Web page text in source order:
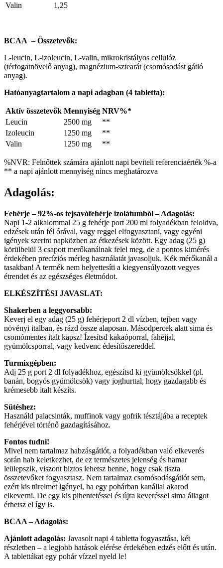
Valin
1,25
BCAA–Összetevők:
L-leucin, L-izoleucin, L-valin, mikrokristályos cellulóz
(térfogatnövelő anyag), magnézium-sztearát (csomósodást gátló
anyag).
Hatóanyagtartalom a napi adagban (4 tabletta):
Aktív összetevők Mennyiség NRV%*
Leucin
2500 mg
**
Izoleucin
1250 mg
**
Valin
1250 mg **
%NVR: Felnőttek számára ajánlott napi beviteli referenciaérték %-a
** a napi ajánlott mennyiség nincs meghatározva
Adagolás:
Fehérje – 92%-os tejsavófehérje izolátumból – Adagolás:
Napi 1-2 alkalommal 25 g fehérje port 200 ml folyadékban feloldva,
edzések után fél órával, vagy reggel elfogyasztani, vagy egyéni
igények szerint napközben az étkezések között. Egy adag (25 g)
körülbelül 3 csapott merőkanálnak felel meg, de a pontos kimérés
érdekében precíziós mérleg használatát javasoljuk. Kék mérőkanál a
tasakban! A termék nem helyettesíti a kiegyensúlyozott vegyes
étrendet és az egészséges életmódot.
ELKÉSZÍTÉSI JAVASLAT:
Shakerben a leggyorsabb:
Keverj el egy adag (25 g) fehérjeport 2 dl vízben, tejben vagy
növényi italban, és rázd össze alaposan. Másodpercek alatt sima és
csomómentes italt kapsz! Ízesítsd kakaóporral, fahéjjal,
gyümölcsporral, vagy kedvenc édesítőszereddel.
Turmixgépben:
Adj 25 g port 2 dl folyadékhoz, egészítsd ki gyümölcsökkel (pl.
banán, bogyós gyümölcsök) vagy joghurttal, hogy gazdagabb és
krémesebb italt készíts.
Sütéshez:
Használd palacsinták, muffinok vagy gofrik tésztájába a receptek
fehérjével történő gazdagításához.
Fontos tudni!
Mivel nem tartalmaz habzásgátlót, a folyadékban való elkeverés
során hab keletkezhet, de ez természetes jelenség és hamar
leülepszik, viszont biztos lehetsz benne, hogy csak tiszta
összetevőket fogyasztasz. Nem tartalmaz csomósodásgátlót sem,
ezért kis türelmet igényel, ha egy pohárban kanállal akarod
elkeverni. De egy kis pihentetéssel és újra keveréssel sima állagot
érhetsz el így is.
BCAA – Adagolás:
Ajánlott adagolás: Javasolt napi 4 tabletta fogyasztása, két
részletben – a legjobb hatások elérése érdekében edzés előtt és után.
A tablettákat egy pohár vízzel nyeld le!